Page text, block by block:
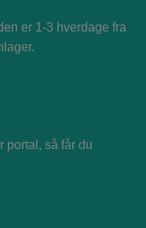
er 1-3 hverdage fra
portal , så får du